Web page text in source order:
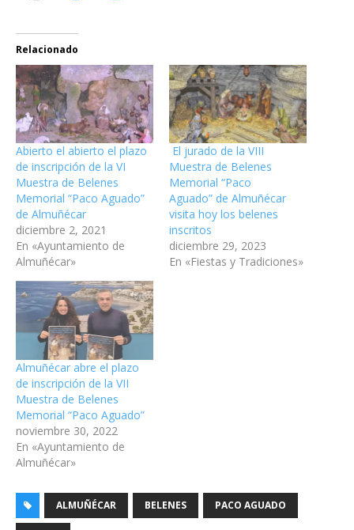
Relacionado
Abierto el abierto el plazo
de inscripción de la VI
Muestra de Belenes
Memorial “Paco Aguado”
de Almuñécar
diciembre 2, 2021
En «Ayuntamiento de
Almuñécar»
El jurado de la VIII
Muestra de Belenes
Memorial “Paco
Aguado” de Almuñécar
visita hoy los belenes
inscritos
diciembre 29, 2023
En «Fiestas y Tradiciones»
Almuñécar abre el plazo
de inscripción de la VII
Muestra de Belenes
Memorial “Paco Aguado”
noviembre 30, 2022
En «Ayuntamiento de
Almuñécar»
ALMUÑÉCAR BELENES PACO AGUADO